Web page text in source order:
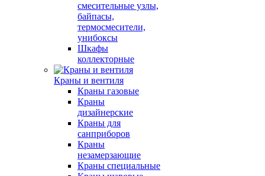
смесительные узлы,
байпасы,
термосмесители,
унибоксы
Шкафы
коллекторные
Краны и вентиля
Краны газовые
Краны
дизайнерские
Краны для
санприборов
Краны
незамерзающие
Краны специальные